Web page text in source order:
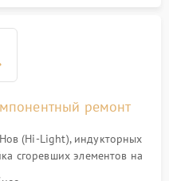
ремонт
(Hi-Light), индукторных
сгоревших элементов на